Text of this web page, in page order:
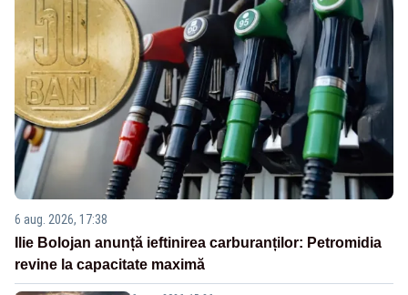
6 aug. 2026, 17:38
Ilie Bolojan anunță ieftinirea carburanților: Petromidia
revine la capacitate maximă